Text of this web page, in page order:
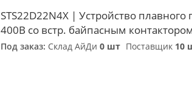
STS22D22N4X | Устройство плавного
400В со встр. байпасным
Под заказ: Склад АйДи 0 шт Поставщик 10